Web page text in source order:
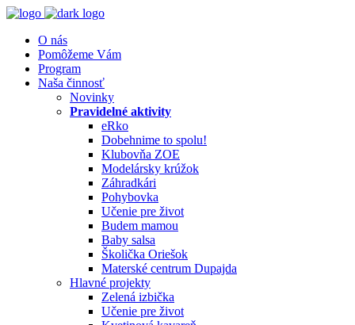
O nás
Pomôžeme Vám
Program
Naša činnosť
Novinky
Pravidelné aktivity
eRko
Dobehnime to spolu!
Klubovňa ZOE
Modelársky krúžok
Záhradkári
Pohybovka
Učenie pre život
Budem mamou
Baby salsa
Školička Oriešok
Materské centrum Dupajda
Hlavné projekty
Zelená izbička
Učenie pre život